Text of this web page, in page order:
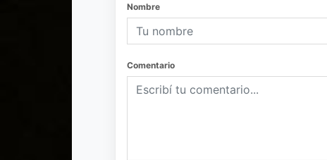
Nombre
Comentario